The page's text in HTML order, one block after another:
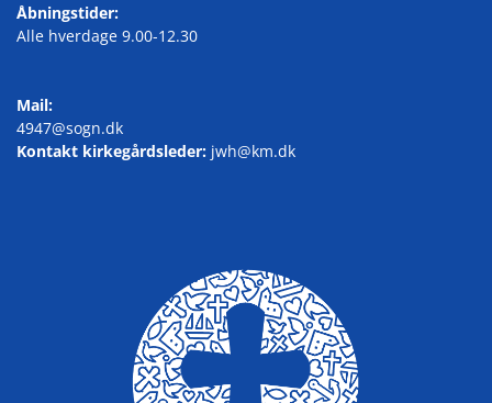
Åbningstider:
Alle hverdage 9.00-12.30
Mail:
4947@sogn.dk
Kontakt kirkegårdsleder: jwh@km.dk